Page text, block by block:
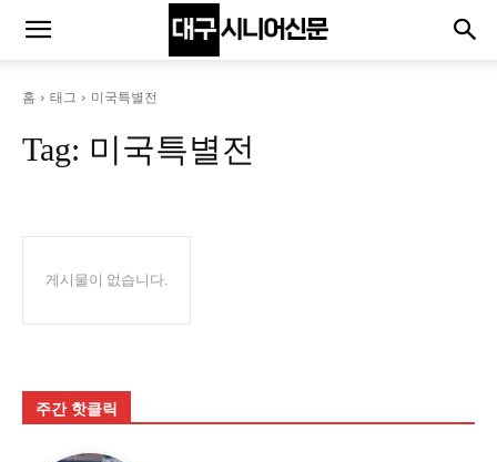
홈 태그 미국특별전
Tag: 미국특별전
게시물이 없습니다.
주간 핫클릭